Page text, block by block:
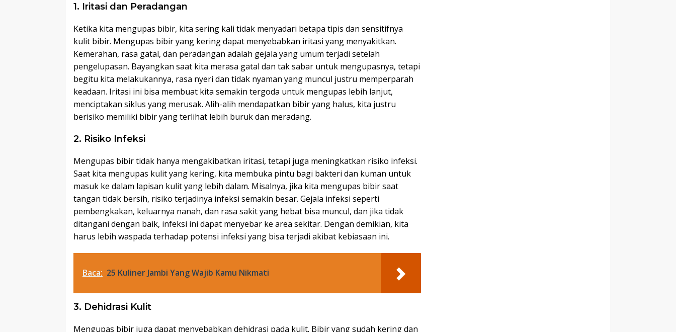
1. Iritasi dan Peradangan
Ketika kita mengupas bibir, kita sering kali tidak menyadari betapa tipis dan sensitifnya
kulit bibir. Mengupas bibir yang kering dapat menyebabkan iritasi yang menyakitkan.
Kemerahan, rasa gatal, dan peradangan adalah gejala yang umum terjadi setelah
pengelupasan. Bayangkan saat kita merasa gatal dan tak sabar untuk mengupasnya, tetapi
begitu kita melakukannya, rasa nyeri dan tidak nyaman yang muncul justru memperparah
keadaan. Iritasi ini bisa membuat kita semakin tergoda untuk mengupas lebih lanjut,
menciptakan siklus yang merusak. Alih-alih mendapatkan bibir yang halus, kita justru
berisiko memiliki bibir yang terlihat lebih buruk dan meradang.
2. Risiko Infeksi
Mengupas bibir tidak hanya mengakibatkan iritasi, tetapi juga meningkatkan risiko infeksi.
Saat kita mengupas kulit yang kering, kita membuka pintu bagi bakteri dan kuman untuk
masuk ke dalam lapisan kulit yang lebih dalam. Misalnya, jika kita mengupas bibir saat
tangan tidak bersih, risiko terjadinya infeksi semakin besar. Gejala infeksi seperti
pembengkakan, keluarnya nanah, dan rasa sakit yang hebat bisa muncul, dan jika tidak
ditangani dengan baik, infeksi ini dapat menyebar ke area sekitar. Dengan demikian, kita
harus lebih waspada terhadap potensi infeksi yang bisa terjadi akibat kebiasaan ini.
Baca: 25 Kuliner Jambi Yang Wajib Kamu Nikmati
3. Dehidrasi Kulit
Mengupas bibir juga dapat menyebabkan dehidrasi pada kulit. Bibir yang sudah kering dan